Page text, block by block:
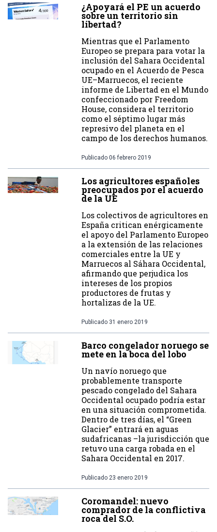
¿Apoyará el PE un acuerdo
sobre un territorio sin
libertad?
Mientras que el Parlamento
Europeo se prepara para votar la
inclusión del Sahara Occidental
ocupado en el Acuerdo de Pesca
UE–Marruecos, el reciente
informe de Libertad en el Mundo
confeccionado por Freedom
House, considera el territorio
como el séptimo lugar más
represivo del planeta en el
campo de los derechos humanos.
Publicado 06 febrero 2019
Los agricultores españoles
preocupados por el acuerdo
de la UE
Los colectivos de agricultores en
España critican enérgicamente
el apoyo del Parlamento Europeo
a la extensión de las relaciones
comerciales entre la UE y
Marruecos al Sáhara Occidental,
afirmando que perjudica los
intereses de los propios
productores de frutas y
hortalizas de la UE.
Publicado 31 enero 2019
Barco congelador noruego se
mete en la boca del lobo
Un navío noruego que
probablemente transporte
pescado congelado del Sahara
Occidental ocupado podría estar
en una situación comprometida.
Dentro de tres días, el “Green
Glacier” entrará en aguas
sudafricanas –la jurisdicción que
retuvo una carga robada en el
Sahara Occidental en 2017.
Publicado 23 enero 2019
Coromandel: nuevo
comprador de la conflictiva
roca del S.O.